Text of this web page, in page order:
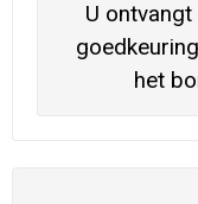
U
het